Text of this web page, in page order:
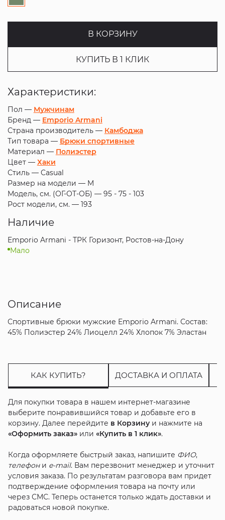
В КОРЗИНУ
КУПИТЬ В 1 КЛИК
Характеристики:
Пол — Мужчинам
Бренд — Emporio Armani
Страна производитель — Камбоджа
Тип товара — Брюки спортивные
Материал — Полиэстер
Цвет — Хаки
Стиль — Casual
Размер на модели — M
Модель, см. (ОГ-ОТ-ОБ) — 95 - 75 - 103
Рост модели, см. — 193
Наличие
Emporio Armani - ТРК Горизонт, Ростов-на-Дону
Мало
Описание
Спортивные брюки мужские Emporio Armani. Состав:
45% Полиэстер 24% Лиоцелл 24% Хлопок 7% Эластан
КАК КУПИТЬ? ДОСТАВКА И ОПЛАТА
Для покупки товара в нашем интернет-магазине
выберите понравившийся товар и добавьте его в
корзину. Далее перейдите в Корзинуи нажмите на
«Оформить заказ»или «Купить в 1 клик».
Когда оформляете быстрый заказ, напишите ФИО,
телефони e-mail. Вам перезвонит менеджер и уточнит
условия заказа. По результатам разговора вам придет
подтверждение оформления товара на почту или
через СМС. Теперь останется только ждать доставки и
радоваться новой покупке.